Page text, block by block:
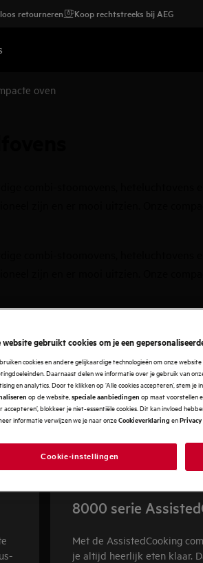
retourneren Koop rechtstreeks bij AEG
oven
8000 serie
Met de AssistedCooking
je altijd heerlijk eten klaar.
website gebruikt cookies om je een
cookies en andere gelijkaardige technologieën om onze
Daarnaast delen we informatie over je gebruik van
en analytics. Door te klikken op ‘Alle cookies accepteren’, stem je
op de website, speciale aanbiedingen op maat voorstellen
accepteren’, blokkeer je niet-essentiële cookies. Dit kan invloed
informatie verwijzen we je naar onzeCookieverklaring en
Cookie-instellingen